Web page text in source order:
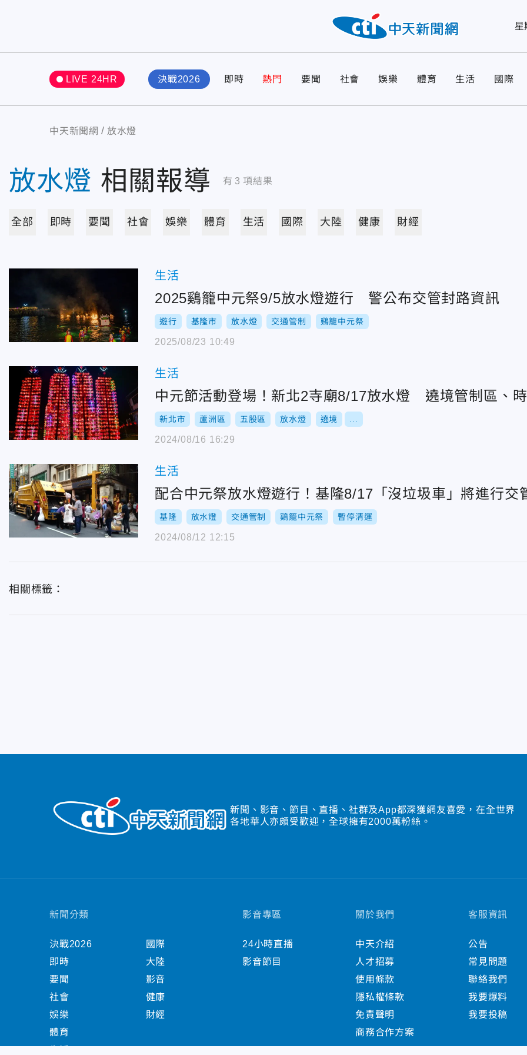
星
LIVE 24HR 決戰2026 即時 熱門 要聞 社會 娛樂 體育 生活 國際
中天新聞網 放水燈
放水燈 相關報導 有 3 項結果
全部 即時 要聞 社會 娛樂 體育 生活 國際 大陸 健康 財經
生活
2025鷄籠中元祭9/5放水燈遊行 警公布交管封路資訊
遊行 基隆市 放水燈 交通管制 鷄籠中元祭
2025/08/23 10:49
生活
中元節活動登場！新北2寺廟8/17放水燈 遶境管制區、
新北市 蘆洲區 五股區 放水燈 遶境
2024/08/16 16:29
生活
配合中元祭放水燈遊行！基隆8/17「沒垃圾車」將進行交
基隆 放水燈 交通管制 鷄籠中元祭 暫停清運
2024/08/12 12:15
相關標籤：
新聞、影音、節目、直播、社群及App都深獲網友喜愛，在全世界
各地華人亦頗受歡迎，全球擁有2000萬粉絲。
新聞分類
決戰2026
即時
要聞
社會
娛樂
體育
國際
大陸
影音
健康
財經
影音專區
24小時直播
影音節目
關於我們
中天介紹
人才招募
使用條款
隱私權條款
免責聲明
商務合作方案
客服資訊
公告
常見問題
聯絡我們
我要爆料
我要投稿